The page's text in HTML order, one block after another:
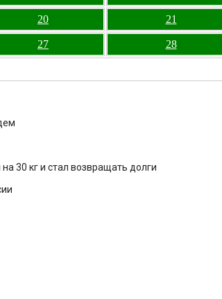
20 21
27 28
30 кг и стал возвращать долги